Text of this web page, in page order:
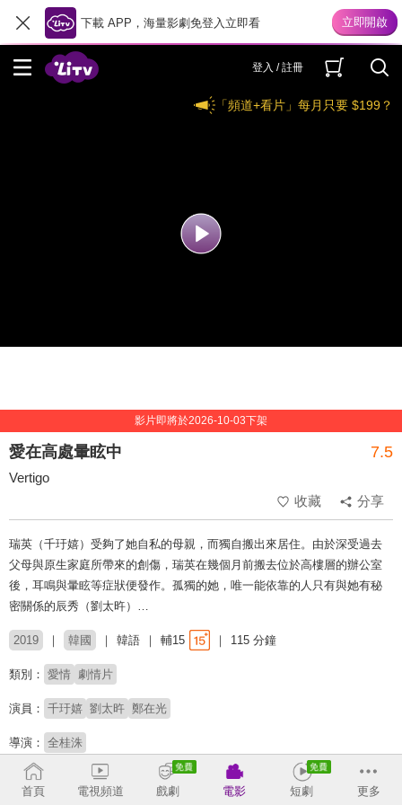
下載 APP，海量影劇免登入立即看
登入 / 註冊
「頻道+看片」每月只要 $199？
影片即將於2026-10-03下架
愛在高處暈眩中 7.5
Vertigo
收藏
分享
瑞英（千玗嬉）受夠了她自私的母親，而獨自搬出來居住。由於深受過去
父母與原生家庭所帶來的創傷，瑞英在幾個月前搬去位於高樓層的辦公室
後，耳鳴與暈眩等症狀便發作。孤獨的她，唯一能依靠的人只有與她有秘
密關係的辰秀（劉太旿）…
2019 韓國 韓語 輔15 115 分鐘
類別： 愛情 劇情片
演員： 千玗嬉 劉太旿 鄭在光
導演： 全桂洙
# 職場鬥爭
首頁
電視頻道 戲劇 電影 短劇 更多